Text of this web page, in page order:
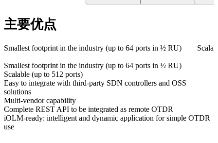
主要优点
Smallest footprint in the industry (up to 64 ports in ½ RU)
Smallest footprint in the industry (up to 64 ports in ½ RU)
Scalable (up to 512 ports)
Easy to integrate with third-party SDN controllers and OSS
solutions
Multi-vendor capability
Complete REST API to be integrated as remote OTDR
iOLM-ready: intelligent and dynamic application for simple OTDR
use